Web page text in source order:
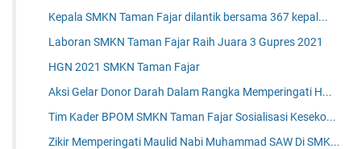
Kepala SMKN Taman Fajar dilantik bersama 367 kepal...
Laboran SMKN Taman Fajar Raih Juara 3 Gupres 2021
HGN 2021 SMKN Taman Fajar
Aksi Gelar Donor Darah Dalam Rangka Memperingati H...
Tim Kader BPOM SMKN Taman Fajar Sosialisasi Keseko...
Zikir Memperingati Maulid Nabi Muhammad SAW Di SMK...